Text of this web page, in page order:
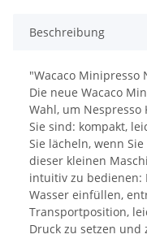
Beschreibung
"Wacaco Minipresso
Die neue Wacaco
Wahl, um
Sie sind: kompakt,
Sie lächeln, wenn
dieser kleinen
intuitiv zu bedienen:
Wasser einfüllen,
Transportposition,
Druck zu setzen und